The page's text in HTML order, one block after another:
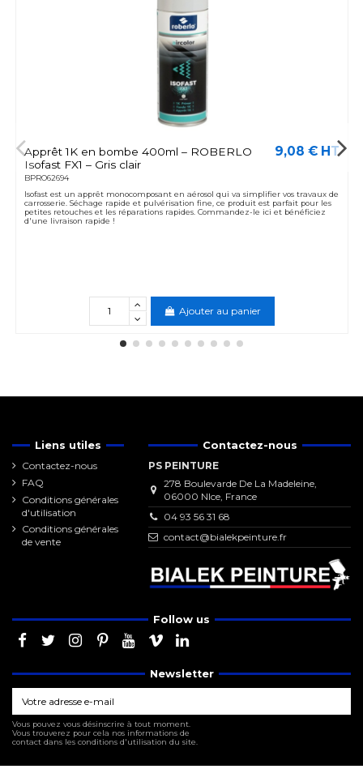
Apprêt 1K en bombe 400ml – ROBERLO
Isofast FX1 – Gris clair
BPRO62694
9,08 € HT
Isofast est un apprêt monocomposant en aérosol qui va simplifier vos travaux de
carrosserie. Séchage rapide et pulvérisation fine, ce produit est parfait pour les
petites retouches et les réparations rapides. Commandez-le ici et bénéficiez
d'une livraison rapide !
Ajouter au panier
Liens utiles
Contactez-nous
FAQ
Conditions générales
d'utilisation
Conditions générales
de vente
Contactez-nous
PS PEINTURE
278 Boulevarde De La Madeleine,
06000 NIce, France
04 93 56 31 68
contact@bialekpeinture.fr
Follow us
Newsletter
Vous pouvez vous désinscrire à tout moment.
Vous trouverez pour cela nos informations de
contact dans les conditions d'utilisation du site.